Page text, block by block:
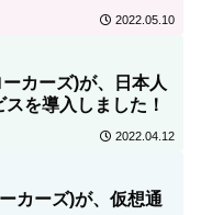
2022.05.10
カーズ)が、日本人
を導入しました！
2022.04.12
カーズ)が、仮想通